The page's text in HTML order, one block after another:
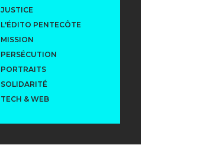
JUSTICE
L'ÉDITO PENTECÔTE
MISSION
PERSÉCUTION
PORTRAITS
SOLIDARITÉ
TECH & WEB